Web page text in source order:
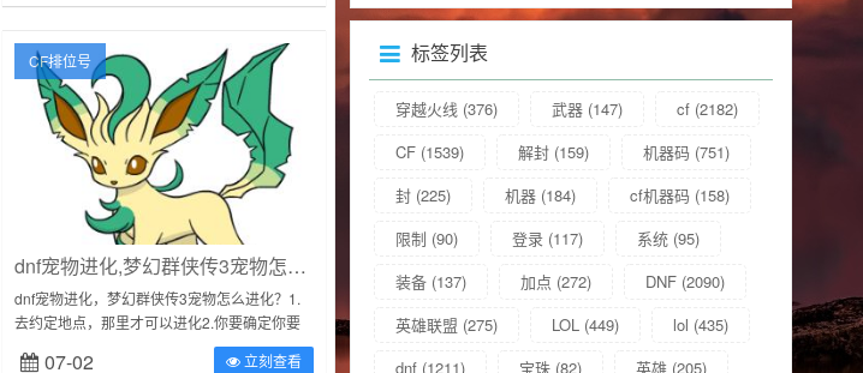
CF排位号
dnf宠物进化,梦幻群侠传3宠物怎么进化?
dnf宠物进化，梦幻群侠传3宠物怎么进化？1.
去约定地点，那里才可以进化2.你要确定你要
进化的宠物可以进化。有些宠物是不能进化的
07-02 立刻查看
标签列表
穿越火线 (376) 武器 (147) cf (2182)
CF (1539) 解封 (159) 机器码 (751)
封 (225) 机器 (184) cf机器码 (158)
限制 (90) 登录 (117) 系统 (95)
装备 (137) 加点 (272) DNF (2090)
英雄联盟 (275) LOL (449) lol (435)
dnf (1211) 宝珠 (82) 英雄 (205)